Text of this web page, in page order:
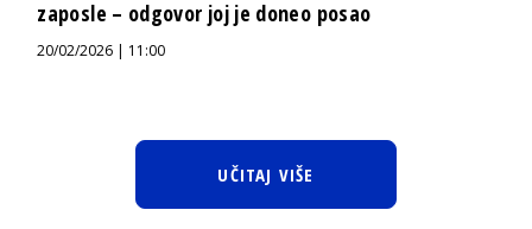
zaposle – odgovor joj je doneo posao
20/02/2026 | 11:00
UČITAJ VIŠE